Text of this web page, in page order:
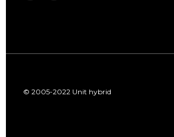
© 2005-2022 Unit hybrid